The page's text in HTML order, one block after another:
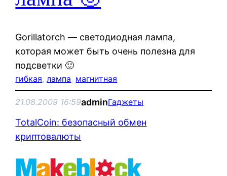
Gorillatorch — светодиодная лампа,
которая может быть очень полезна для
подсветки 🙂
гибкая, лампа, магнитная
21.08.2009 16:59adminГаджеты
TotalCoin: безопасный обмен
криптовалюты